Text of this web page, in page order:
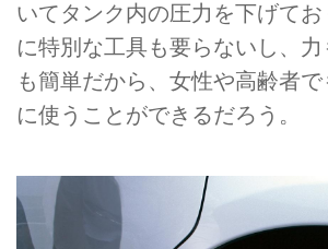
いてタンク内の圧力を下げて
に特別な工具も要らないし、
も簡単だから、女性や高齢者
に使うことができるだろう。